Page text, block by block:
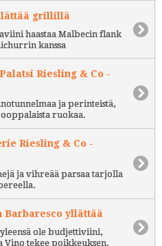
grillillä
haastaa Malbecin flank
kanssa
Riesling & Co -
ja perinteistä,
ruokaa.
Riesling & Co -
ja vihreää parsaa tarjolla
Barbaresco yllättää
ole budjettiviini,
Vino tekee poikkeuksen.